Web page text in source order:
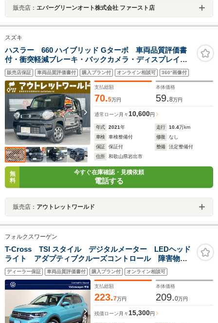
販売店： エバーグリーンオート株式会社 ファースト店
スズキ
ハスラー 660 ハイブリッド Gターボ 車両品質評価書
付・衝突軽減ブレーキ・バックカメラ・ディスプレイオ
ーディオ・アダクティブクルーズコントロール・
Bluetooth・運転席助手席シートヒーター・Aエアコン・
オートライト・クリアランスソナー
販売店保証 車両品質評価書付 購入プラン付 オンライン相談可 360°画像付
支払総額
70.5万円
本体価格
59.8万円
通常ローン 月々 10,600円
年式 2021年 走行 10.4万km
車検
車検整備付 修復
なし
保証
保証付 整備
法定整備付
住所
和歌山県岩出市
無
料
今すぐ在庫確認・見積依頼
電話する
販売店： アウトレットワールド
フォルクスワーゲン
T-Cross TSI スタイル デジタルメーター LEDヘッド
ライト アダプティブクルーズコントロール 障害物セ
ンサー 後方死角検知機能付 オートライト 純正アル
ミホイール Discover Proパッケージ
ディーラー保証 車両品質評価書付 購入プラン付 オンライン相談可
支払総額
223.7万円
本体価格
209.0万円
残価ローン 月々 15,300円